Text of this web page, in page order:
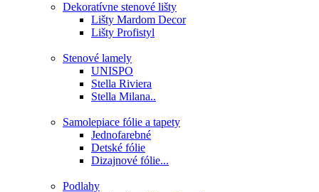
Dekoratívne stenové lišty
Lišty Mardom Decor
Lišty Profistyl
Stenové lamely
UNISPO
Stella Riviera
Stella Milana..
Samolepiace fólie a tapety
Jednofarebné
Detské fólie
Dizajnové fólie...
Podlahy